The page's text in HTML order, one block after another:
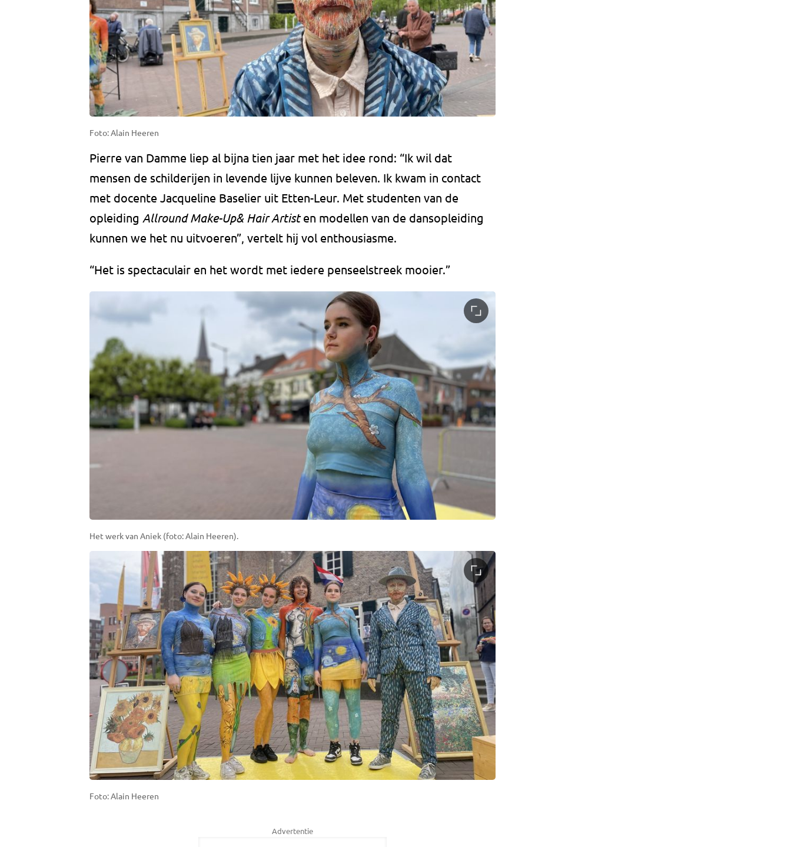
Foto: Alain Heeren
Pierre van Damme liep al bijna tien jaar met het idee rond: “Ik wil dat
mensen de schilderijen in levende lijve kunnen beleven. Ik kwam in contact
met docente Jacqueline Baselier uit Etten-Leur. Met studenten van de
opleiding Allround Make-Up& Hair Artisten modellen van de dansopleiding
kunnen we het nu uitvoeren”, vertelt hij vol enthousiasme.
“Het is spectaculair en het wordt met iedere penseelstreek mooier.”
Het werk van Aniek (foto: Alain Heeren).
Foto: Alain Heeren
Advertentie